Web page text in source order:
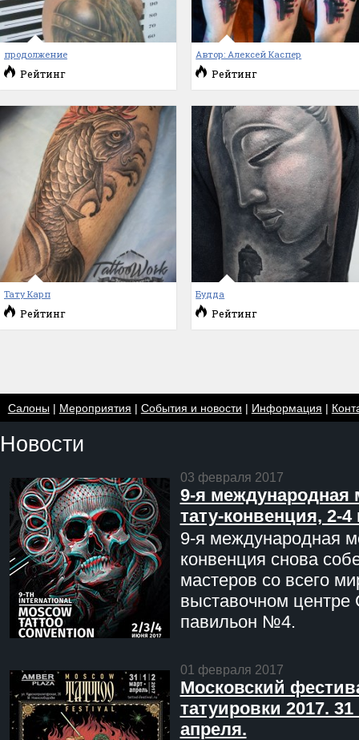
продолжение
Рейтинг
Автор: Алексей Каспер
Рейтинг
Тату Карп
Рейтинг
Будда
Рейтинг
Салоны| Мероприятия | События и новости | Информация |
Новости
03 февраля 2017
9-я международная
тату-конвенция, 2-
9-я международная
конвенция снова
мастеров со всего
выставочном центре
павильон №4.
01 февраля 2017
Московский
татуировки 2017. 31
апреля.